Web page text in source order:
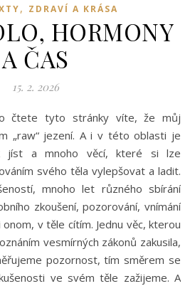
, ZDRAVÍ A KRÁSA
HORMONY
A ČAS
15. 2. 2026
„raw“ jezení. A i v této oblasti je
jíst a mnoho věcí, které si lze
svého těla vylepšovat a ladit.
mnoho let různého sbírání
zkoušení, pozorování, vnímání
v těle cítím. Jednu věc, kterou
vesmírných zákonů zakusila,
pozornost, tím směrem se
ve svém těle zažijeme. A